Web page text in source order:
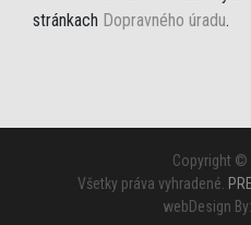
stránkach Dopravného úradu.
Copyright ©
Všetky práva vyhradené.
webDesign By: